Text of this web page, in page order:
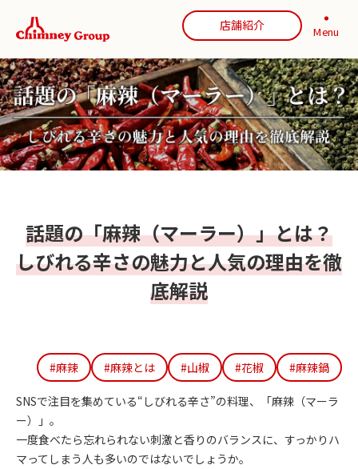
店舗紹介 Menu
話題の「麻辣（マーラー）」とは？
しびれる辛さの魅力と人気の理由を徹
底解説
#麻辣 #麻辣とは #山椒 #花椒 #麻辣鍋
SNSで注目を集めている“しびれる辛さ”の料理、「麻辣（マーラ
ー）」。
一度食べたら忘れられない刺激と香りのバランスに、すっかりハ
マってしまう人も多いのではないでしょうか。